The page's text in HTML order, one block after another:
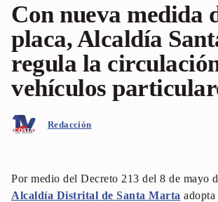
Con nueva medida
placa, Alcaldía
regula la
vehículos
Redacción
Por medio del Decreto 213 del 8 de mayo
Alcaldía Distrital de Santa Marta adopta